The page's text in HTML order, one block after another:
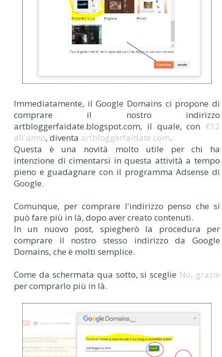
Immediatamente, il Google Domains ci propone di
comprare il nostro indirizzo
artbloggerfaidate.blogspot.com, il quale, con €12
all'anno, diventa artbloggerfaidate.com.
Questa è una novità molto utile per chi ha
intenzione di cimentarsi in questa attività a tempo
pieno e guadagnare con il programma Adsense di
Google.
Comunque, per comprare l'indirizzo penso che si
può fare più in là, dopo aver creato contenuti.
In un nuovo post, spiegherò la procedura per
comprare il nostro stesso indirizzo da Google
Domains, che è molti semplice.
Come da schermata qua sotto, si sceglie No, grazie
per comprarlo più in là.